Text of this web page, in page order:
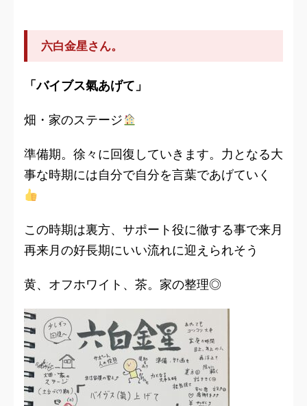
六白金星さん。
「バイブス氣あげて」
畑・家のステージ
準備期。徐々に回復していきます。力となる大
事な時期には自分で自分を言葉であげていく
この時期は裏方、サポート役に徹する事で来月
再来月の好長期にいい流れに迎えられそう
黄、オフホワイト、茶。家の整理◎